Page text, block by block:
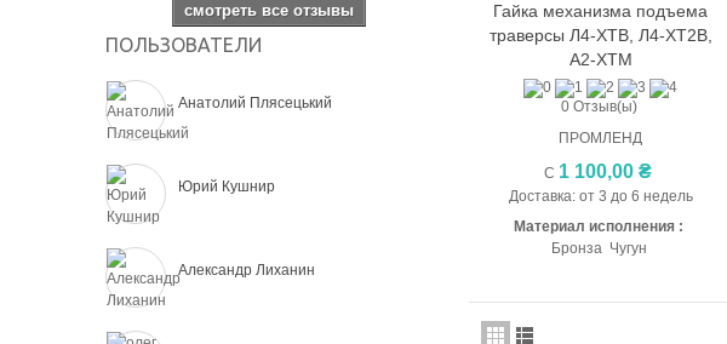
смотреть все отзывы
ПОЛЬЗОВАТЕЛИ
Анатолий Плясецький
Юрий Кушнир
Александр Лиханин
Быстрый просмотр
Гайка механизма подъема
траверсы Л4-ХТВ, Л4-ХТ2В,
А2-ХТМ
0 Отзыв(ы)
ПРОМЛЕНД
С 1 100,00 ₴
Доставка: от 3 до 6 недель
Материал исполнения :
Бронза Чугун